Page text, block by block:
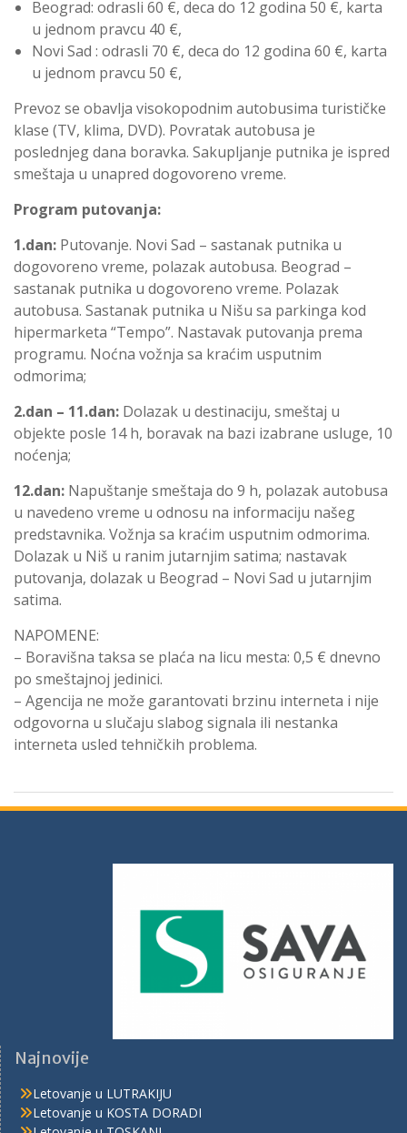
Beograd: odrasli 60 €, deca do 12 godina 50 €, karta
u jednom pravcu 40 €,
Novi Sad : odrasli 70 €, deca do 12 godina 60 €, karta
u jednom pravcu 50 €,
Prevoz se obavlja visokopodnim autobusima turističke
klase (TV, klima, DVD). Povratak autobusa je
poslednjeg dana boravka. Sakupljanje putnika je ispred
smeštaja u unapred dogovoreno vreme.
Program putovanja:
1.dan: Putovanje. Novi Sad – sastanak putnika u
dogovoreno vreme, polazak autobusa. Beograd –
sastanak putnika u dogovoreno vreme. Polazak
autobusa. Sastanak putnika u Nišu sa parkinga kod
hipermarketa “Tempo”. Nastavak putovanja prema
programu. Noćna vožnja sa kraćim usputnim
odmorima;
2.dan – 11.dan: Dolazak u destinaciju, smeštaj u
objekte posle 14 h, boravak na bazi izabrane usluge, 10
noćenja;
12.dan: Napuštanje smeštaja do 9 h, polazak autobusa
u navedeno vreme u odnosu na informaciju našeg
predstavnika. Vožnja sa kraćim usputnim odmorima.
Dolazak u Niš u ranim jutarnjim satima; nastavak
putovanja, dolazak u Beograd – Novi Sad u jutarnjim
satima.
NAPOMENE:
– Boravišna taksa se plaća na licu mesta: 0,5 € dnevno
po smeštajnoj jedinici.
– Agencija ne može garantovati brzinu interneta i nije
odgovorna u slučaju slabog signala ili nestanka
interneta usled tehničkih problema.
Najnovije
Letovanje u LUTRAKIJU
Letovanje u KOSTA DORADI